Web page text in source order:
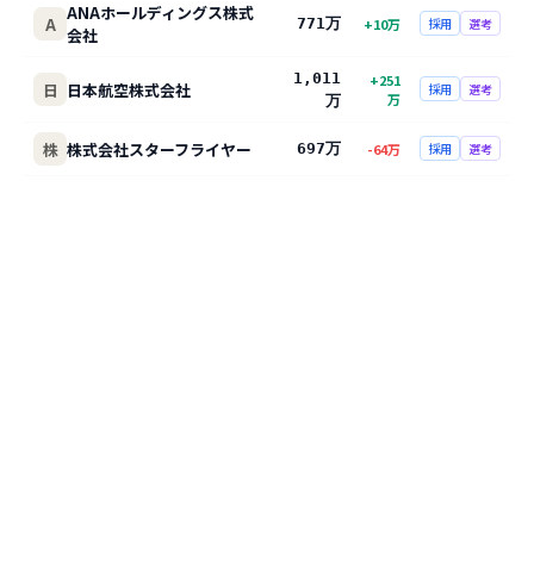
A ANAホールディングス株式
会社
771万 +10万 採用 選考
日 日本航空株式会社
1,011
万
+251
万
採用 選考
株 株式会社スターフライヤー 697万 -64万 採用 選考